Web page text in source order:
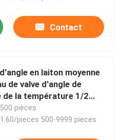
Contact
en laiton moyenne
de valve d'angle de
de la température 1/2
pièces
pieces 500-9999 pieces